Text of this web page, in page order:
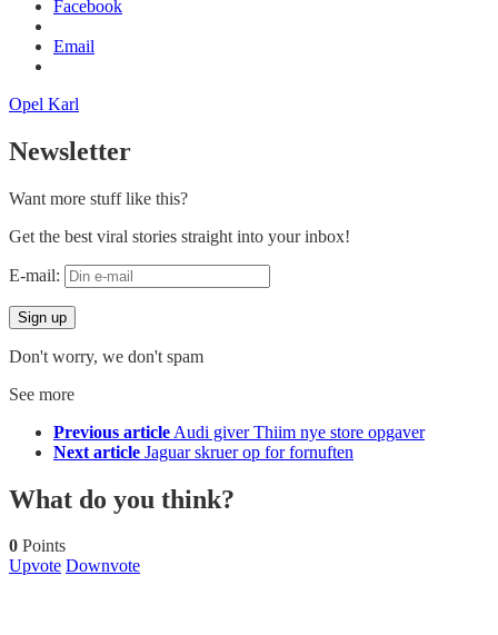
Facebook
Email
Opel Karl
Newsletter
Want more stuff like this?
Get the best viral stories straight into your inbox!
E-mail:
Don't worry, we don't spam
See more
Previous article Audi giver Thiim nye store opgaver
Next article Jaguar skruer op for fornuften
What do you think?
0 Points
Upvote Downvote